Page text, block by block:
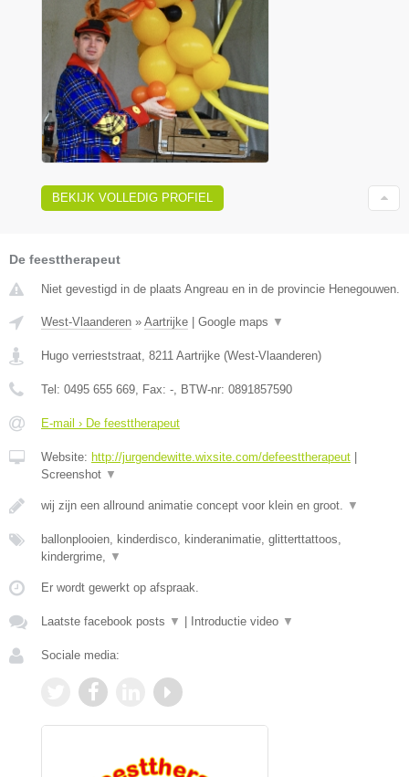
BEKIJK VOLLEDIG PROFIEL
De feesttherapeut
Niet gevestigd in de plaats Angreau en in de provincie Henegouwen.
West-Vlaanderen » Aartrijke | Google maps ▼
Hugo verrieststraat 8211 Aartrijke (West-Vlaanderen)
Tel: 0495 655 669 , Fax: - , BTW-nr: 0891857590
E-mail › De feesttherapeut
Website: http://jurgendewitte.wixsite.com/defeesttherapeut |
Screenshot ▼
wij zijn een allround animatie concept voor klein en groot. ▼
ballonplooien, kinderdisco, kinderanimatie, glitterttattoos,
kindergrime,
▼
Er wordt gewerkt op afspraak.
Laatste facebook posts ▼ | Introductie video ▼
Sociale media: